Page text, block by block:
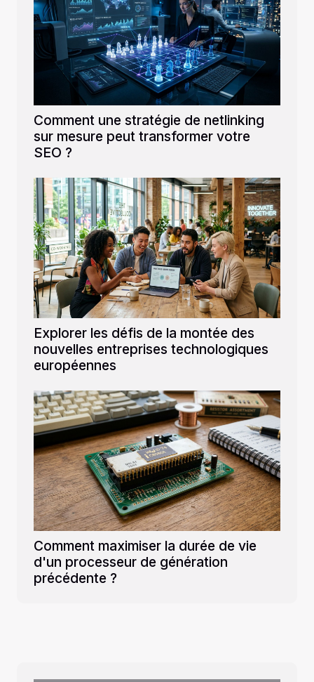
Comment une stratégie de netlinking
sur mesure peut transformer votre
SEO ?
Explorer les défis de la montée des
nouvelles entreprises technologiques
européennes
Comment maximiser la durée de vie
d'un processeur de génération
précédente ?